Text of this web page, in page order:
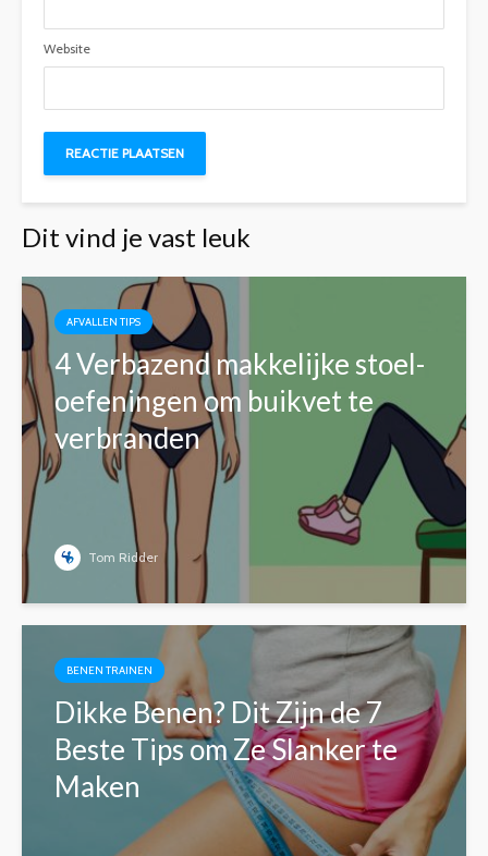
Website
Dit vind je vast leuk
AFVALLEN TIPS
4 Verbazend makkelijke stoel-
oefeningen om buikvet te
verbranden
Tom Ridder
BENEN TRAINEN
Dikke Benen? Dit Zijn de 7
Beste Tips om Ze Slanker te
Maken